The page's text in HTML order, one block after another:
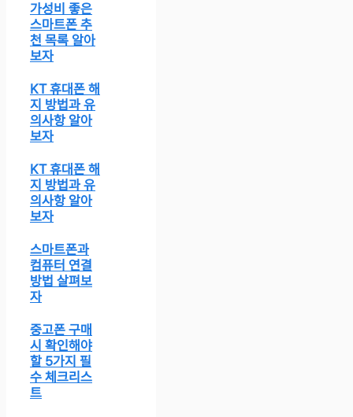
가성비 좋은
스마트폰 추
천 목록 알아
보자
KT 휴대폰 해
지 방법과 유
의사항 알아
보자
KT 휴대폰 해
지 방법과 유
의사항 알아
보자
스마트폰과
컴퓨터 연결
방법 살펴보
자
중고폰 구매
시 확인해야
할 5가지 필
수 체크리스
트